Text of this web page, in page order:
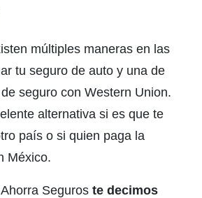
múltiples maneras en las
tu seguro de auto y una de
seguro con Western Union.
alternativa si es que te
país o si quien paga la
México.
Seguros te decimos